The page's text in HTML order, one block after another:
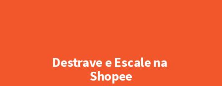
Destrave e Escale na
Shopee